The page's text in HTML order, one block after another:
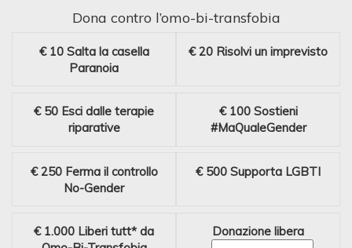
Dona contro l’omo-bi-transfobia
€ 10 Salta la casella
Paranoia
€ 20 Risolvi un imprevisto
€ 50 Esci dalle terapie
riparative
€ 100 Sostieni
#MaQualeGender
€ 250 Ferma il controllo
No-Gender
€ 500 Supporta LGBTI
€ 1.000 Liberi tutt* da
Donazione libera